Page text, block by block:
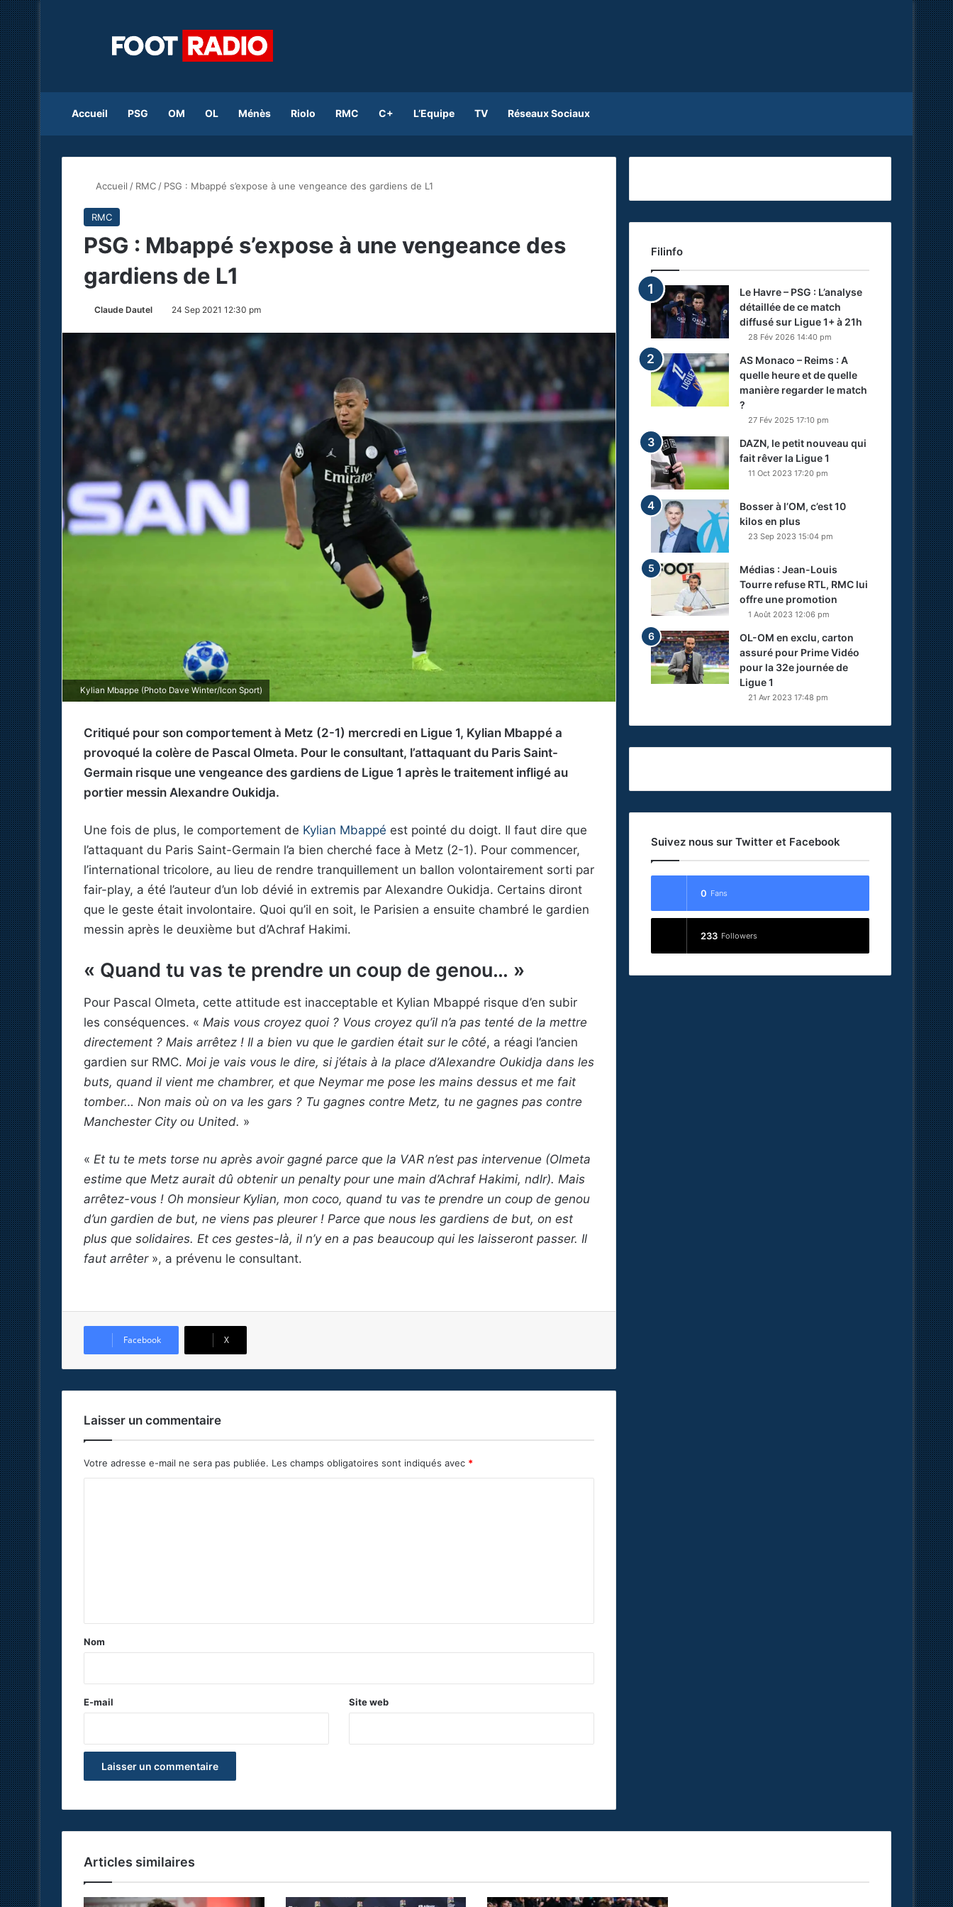
Accueil PSG OM OL Ménès Riolo RMC C+ L’Equipe TV Réseaux Sociaux
Accueil / RMC / PSG : Mbappé s’expose à une vengeance des gardiens de L1
RMC
PSG : Mbappé s’expose à une vengeance des
gardiens de L1
Claude Dautel 24 Sep 2021 12:30 pm
Kylian Mbappe (Photo Dave Winter/Icon Sport)
Critiqué pour son comportement à Metz (2-1) mercredi en Ligue 1, Kylian Mbappé a
provoqué la colère de Pascal Olmeta. Pour le consultant, l’attaquant du Paris Saint-
Germain risque une vengeance des gardiens de Ligue 1 après le traitement infligé au
portier messin Alexandre Oukidja.
Une fois de plus, le comportement de Kylian Mbappé est pointé du doigt. Il faut dire que
l’attaquant du Paris Saint-Germain l’a bien cherché face à Metz (2-1). Pour commencer,
l’international tricolore, au lieu de rendre tranquillement un ballon volontairement sorti par
fair-play, a été l’auteur d’un lob dévié in extremis par Alexandre Oukidja. Certains diront
que le geste était involontaire. Quoi qu’il en soit, le Parisien a ensuite chambré le gardien
messin après le deuxième but d’Achraf Hakimi.
« Quand tu vas te prendre un coup de genou… »
Pour Pascal Olmeta, cette attitude est inacceptable et Kylian Mbappé risque d’en subir
les conséquences. « Mais vous croyez quoi ? Vous croyez qu’il n’a pas tenté de la mettre
directement ? Mais arrêtez ! Il a bien vu que le gardien était sur le côté, a réagi l’ancien
gardien sur RMC. Moi je vais vous le dire, si j’étais à la place d’Alexandre Oukidja dans les
buts, quand il vient me chambrer, et que Neymar me pose les mains dessus et me fait
tomber… Non mais où on va les gars ? Tu gagnes contre Metz, tu ne gagnes pas contre
Manchester City ou United. »
« Et tu te mets torse nu après avoir gagné parce que la VAR n’est pas intervenue (Olmeta
estime que Metz aurait dû obtenir un penalty pour une main d’Achraf Hakimi, ndlr). Mais
arrêtez-vous ! Oh monsieur Kylian, mon coco, quand tu vas te prendre un coup de genou
d’un gardien de but, ne viens pas pleurer ! Parce que nous les gardiens de but, on est
plus que solidaires. Et ces gestes-là, il n’y en a pas beaucoup qui les laisseront passer. Il
faut arrêter», a prévenu le consultant.
Facebook X
Laisser un commentaire
Votre adresse e-mail ne sera pas publiée. Les champs obligatoires sont indiqués avec *
a
e
Nom
E-mail Site web
Filinfo
Le Havre – PSG : L’analyse
détaillée de ce match
diffusé sur Ligue 1+ à 21h
28 Fév 2026 14:40 pm
AS Monaco – Reims : A
quelle heure et de quelle
manière regarder le match
?
27 Fév 2025 17:10 pm
DAZN, le petit nouveau qui
fait rêver la Ligue 1
11 Oct 2023 17:20 pm
Bosser à l’OM, c’est 10
kilos en plus
23 Sep 2023 15:04 pm
Médias : Jean-Louis
Tourre refuse RTL, RMC lui
offre une promotion
1 Août 2023 12:06 pm
OL-OM en exclu, carton
assuré pour Prime Vidéo
pour la 32e journée de
Ligue 1
21 Avr 2023 17:48 pm
Suivez nous sur Twitter et Facebook
0 Fans
233 Followers
Articles similaires